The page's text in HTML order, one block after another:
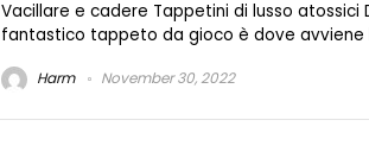
Vacillare e cadere Tappetini di lusso atossici
fantastico tappeto da gioco è dove avviene
Harm November 30, 2022